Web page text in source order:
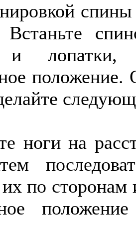
спины
Встаньте
и лопатки,
положение.
ноги на
их по сторонам